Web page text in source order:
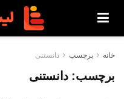
خانه برچسب دانستنی
برچسب:دانستنی